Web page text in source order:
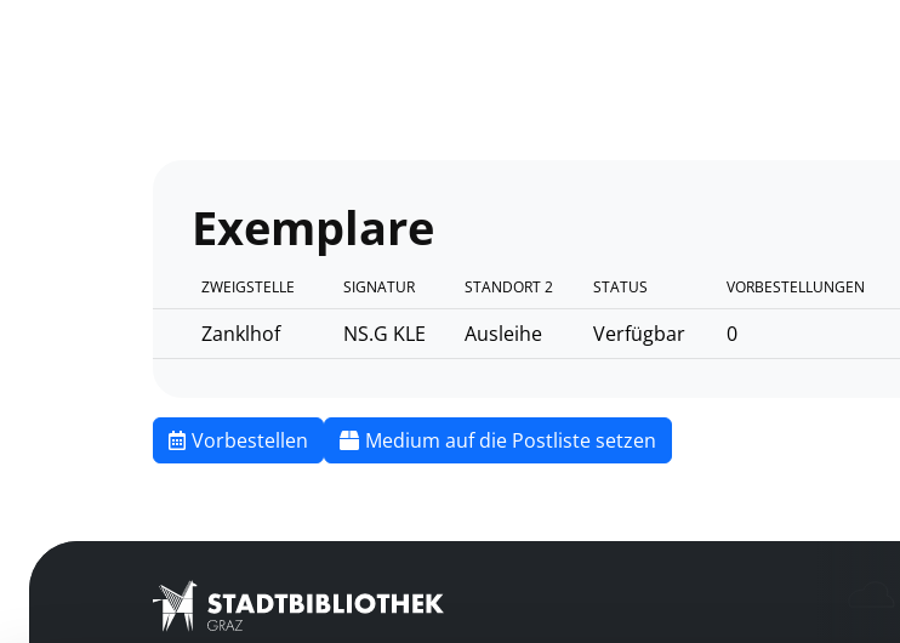
Exemplare
ZWEIGSTELLE SIGNATUR STANDORT 2 STATUS VORBESTELLUNGEN
Zanklhof NS.G KLE Ausleihe Verfügbar 0
Vorbestellen Medium auf die Postliste setzen